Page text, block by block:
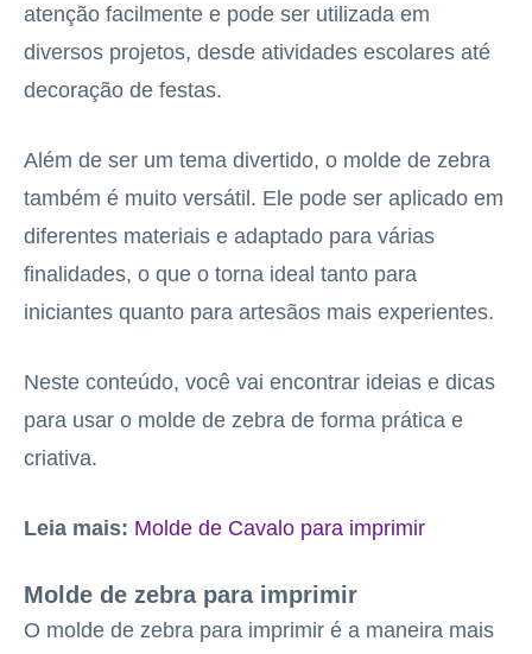
atenção facilmente e pode ser utilizada em
diversos projetos, desde atividades escolares até
decoração de festas.
Além de ser um tema divertido, o molde de zebra
também é muito versátil. Ele pode ser aplicado em
diferentes materiais e adaptado para várias
finalidades, o que o torna ideal tanto para
iniciantes quanto para artesãos mais experientes.
Neste conteúdo, você vai encontrar ideias e dicas
para usar o molde de zebra de forma prática e
criativa.
Leia mais: Molde de Cavalo para imprimir
Molde de zebra para imprimir
O molde de zebra para imprimir é a maneira mais